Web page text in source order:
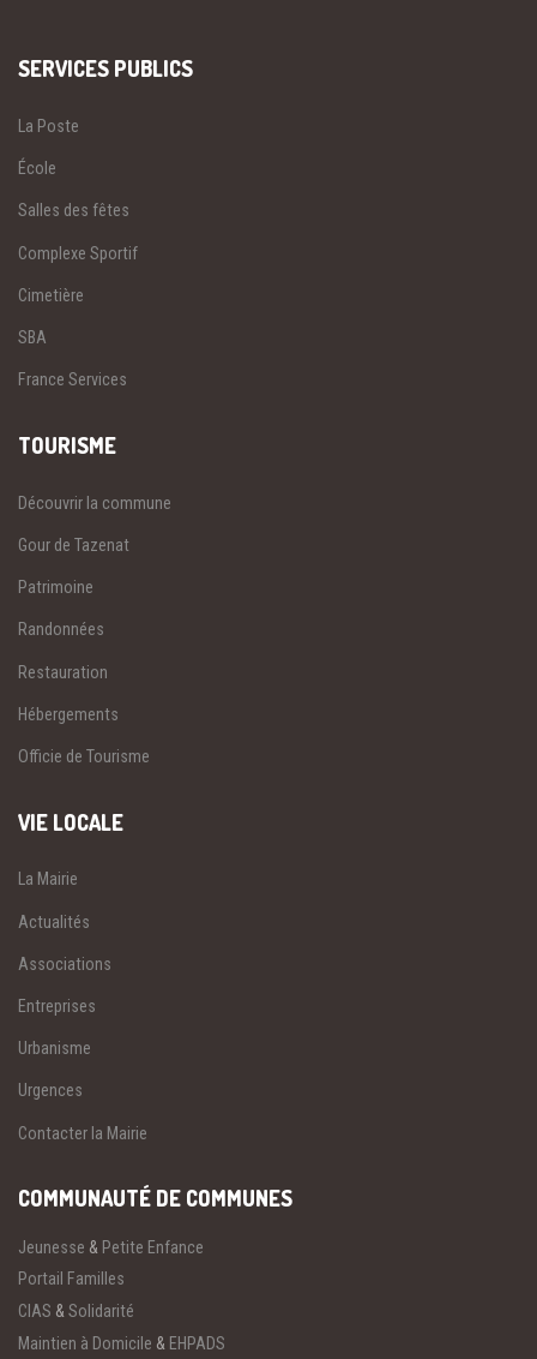
SERVICES PUBLICS
La Poste
École
Salles des fêtes
Complexe Sportif
Cimetière
SBA
France Services
TOURISME
Découvrir la commune
Gour de Tazenat
Patrimoine
Randonnées
Restauration
Hébergements
Officie de Tourisme
VIE LOCALE
La Mairie
Actualités
Associations
Entreprises
Urbanisme
Urgences
Contacter la Mairie
COMMUNAUTÉ DE COMMUNES
Jeunesse & Petite Enfance
Portail Familles
CIAS & Solidarité
Maintien à Domicile & EHPADS